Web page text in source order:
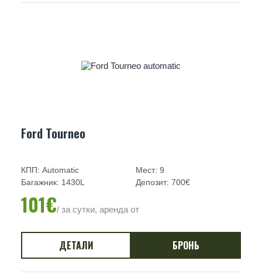
Ford Tourneo
КПП: Automatic
Мест: 9
Багажник: 1430L
Депозит: 700€
101€/ за сутки, аренда от
ДЕТАЛИ БРОНЬ